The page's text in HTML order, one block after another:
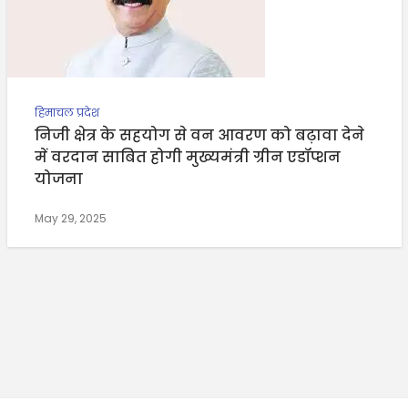
हिमाचल प्रदेश
निजी क्षेत्र के सहयोग से वन आवरण को बढ़ावा देने
में वरदान साबित होगी मुख्यमंत्री ग्रीन एडॉप्शन
योजना
May 29, 2025